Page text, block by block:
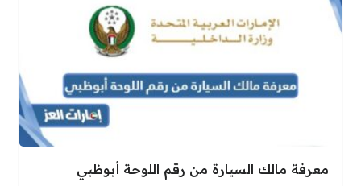
معرفة مالك السيارة من رقم اللوحة أبوظبي